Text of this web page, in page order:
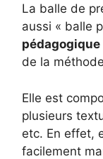
La balle de
aussi « balle
de la
Elle est
plusieurs
etc. En effet,
facilement